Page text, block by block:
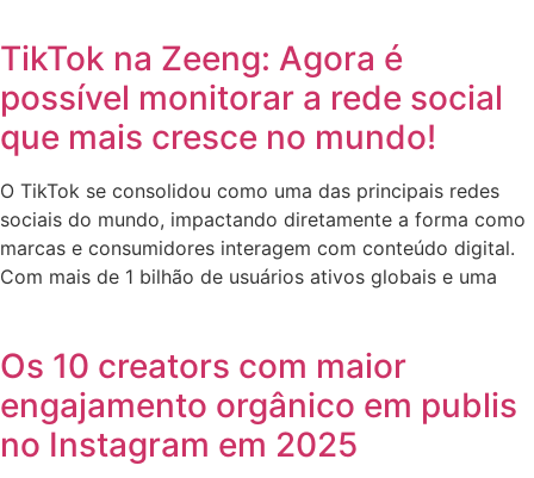
TikTok na Zeeng: Agora é
possível monitorar a rede social
que mais cresce no mundo!
O TikTok se consolidou como uma das principais redes
sociais do mundo, impactando diretamente a forma como
marcas e consumidores interagem com conteúdo digital.
Com mais de 1 bilhão de usuários ativos globais e uma
Os 10 creators com maior
engajamento orgânico em publis
no Instagram em 2025